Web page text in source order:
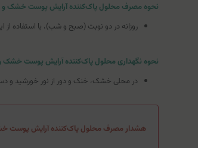
نحوه مصرف محلول پاک‌کننده آرایش پوست
روزانه در دو نوبت (صبح و شب)، با استفاده از
نحوه نگهداری محلول پاک‌کننده آرایش پوست
در محلی خشک، خنک و دور از نور خورشید و
هشدار مصرف محلول پاک‌کننده آرایش